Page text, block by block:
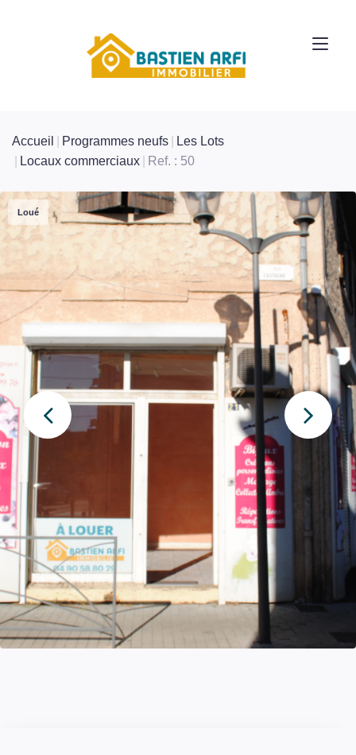
Accueil Programmes neufs
Les Lots
Locaux commerciaux
Ref. : 50
Loué